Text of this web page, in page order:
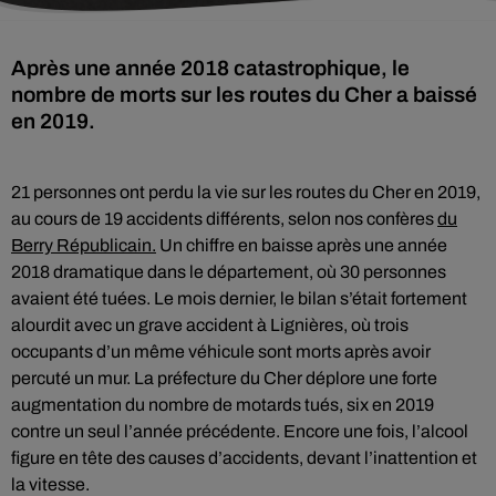
Après une année 2018 catastrophique, le
nombre de morts sur les routes du Cher a baissé
en 2019.
21 personnes ont perdu la vie sur les routes du Cher en 2019,
au cours de 19 accidents différents, selon nos confèresdu
Berry Républicain. Un chiffre en baisse après une année
2018 dramatique dans le département, où 30 personnes
avaient été tuées. Le mois dernier, le bilan s’était fortement
alourdit avec un grave accident à Lignières, où trois
occupants d’un même véhicule sont morts après avoir
percuté un mur. La préfecture du Cher déplore une forte
augmentation du nombre de motards tués, six en 2019
contre un seul l’année précédente. Encore une fois, l’alcool
figure en tête des causes d’accidents, devant l’inattention et
la vitesse.